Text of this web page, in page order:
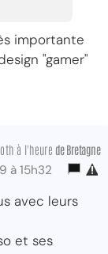
importante
"gamer"
à l'heure de Bretagne
à 15h32
avec leurs
et ses